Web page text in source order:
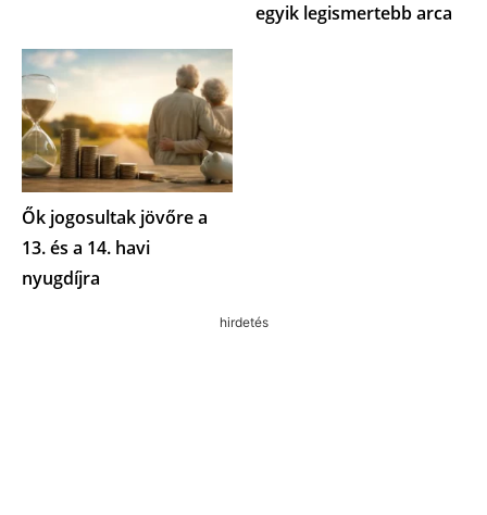
egyik legismertebb arca
Ők jogosultak jövőre a
13. és a 14. havi
nyugdíjra
hirdetés